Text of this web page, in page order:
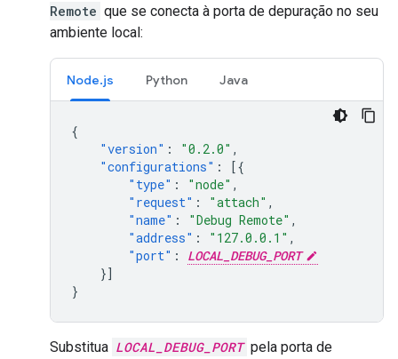
Remote que se conecta à porta de depuração no seu
ambiente local:
Node.js Python Java
{
"version" : "0.2.0" ,
"configurations" :
[{
"type" : "node" ,
"request" : "attach" ,
"name" : "Debug Remote" ,
"address" : "127.0.0.1" ,
"port" :
LOCAL_DEBUG_PORT
}]
}
Substitua LOCAL_DEBUG_PORT pela porta de